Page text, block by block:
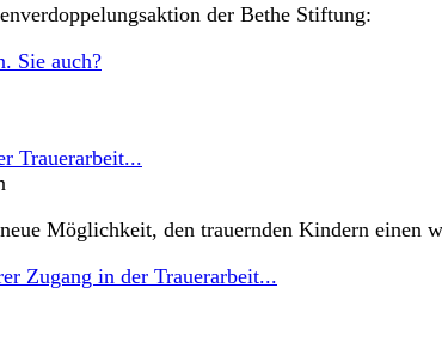
der Bethe Stiftung:
Sie auch?
Trauerarbeit...
Möglichkeit, den trauernden Kindern einen
Zugang in der Trauerarbeit...